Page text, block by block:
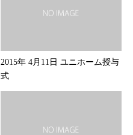
2015年 4月11日 ユニホーム授与
式